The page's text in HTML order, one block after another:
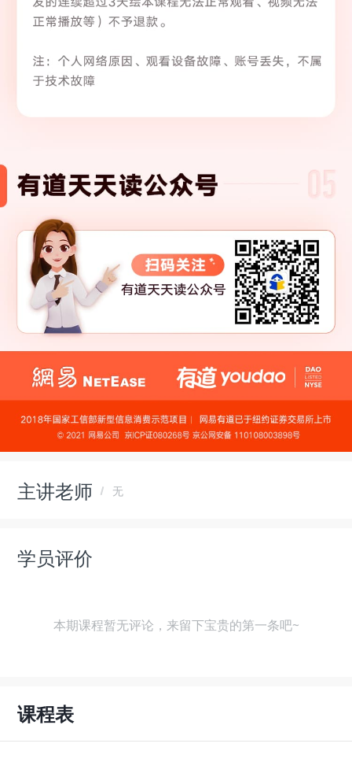
主讲老师 无
学员评价
本期课程暂无评论，来留下宝贵的第一条吧~
课程表